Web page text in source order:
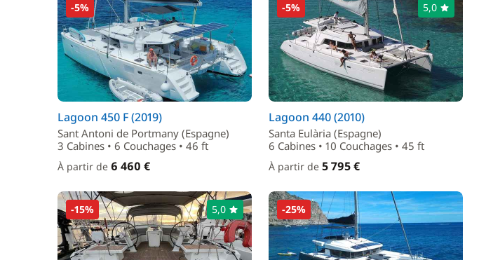
-5%
Lagoon 450 F (2019)
Sant Antoni de Portmany (Espagne)
3 Cabines • 6 Couchages • 46 ft
À partir de 6 460 €
-5% 5,0
Lagoon 440 (2010)
Santa Eulària (Espagne)
6 Cabines • 10 Couchages • 45 ft
À partir de 5 795 €
-15% 5,0 -25%